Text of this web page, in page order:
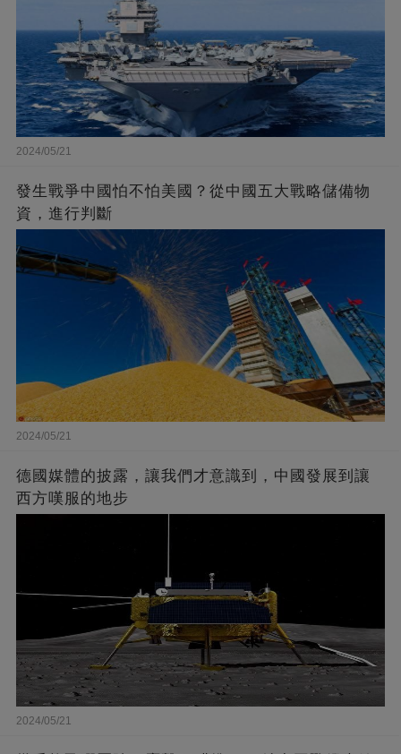
2024/05/21
發生戰爭中國怕不怕美國？從中國五大戰略儲備物
資，進行判斷
2024/05/21
德國媒體的披露，讓我們才意識到，中國發展到讓
西方嘆服的地步
2024/05/21